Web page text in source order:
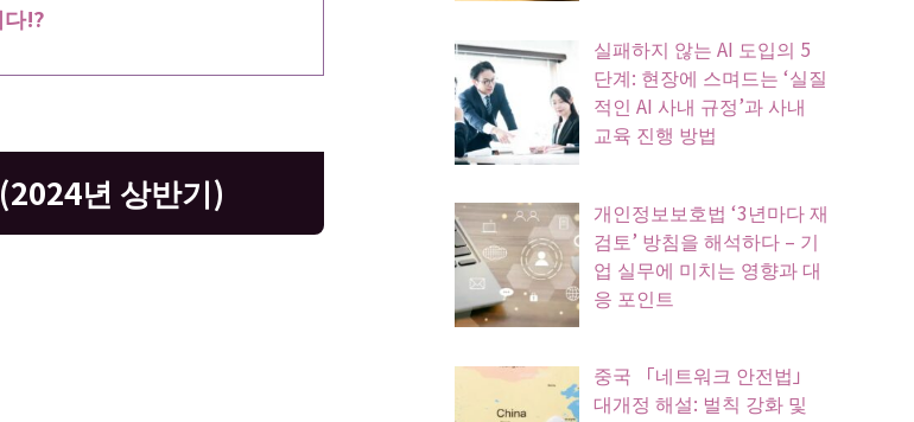
다⁉
년 상반기)
실패하지 않는 AI 도입의 5
단계: 현장에 스며드는 ‘실질
적인 AI 사내 규정’과 사내
교육 진행 방법
개인정보보호법 ‘3년마다 재
검토’ 방침을 해석하다 – 기
업 실무에 미치는 영향과 대
응 포인트
중국 「네트워크 안전법」
대개정 해설: 벌칙 강화 및